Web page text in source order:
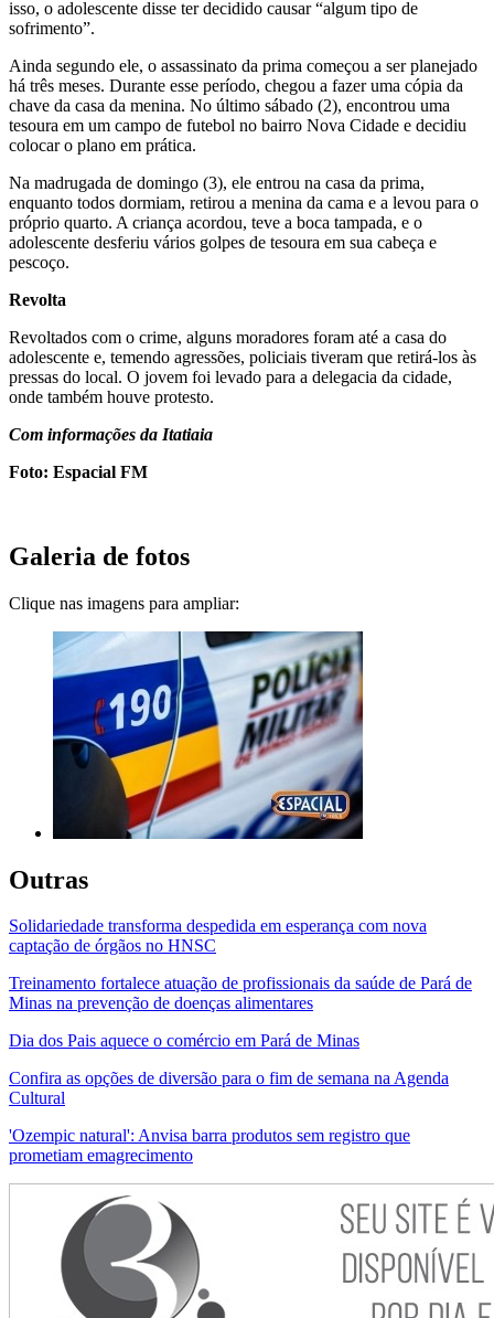
isso, o adolescente disse ter decidido causar “algum tipo de
sofrimento”.
Ainda segundo ele, o assassinato da prima começou a ser planejado
há três meses. Durante esse período, chegou a fazer uma cópia da
chave da casa da menina. No último sábado (2), encontrou uma
tesoura em um campo de futebol no bairro Nova Cidade e decidiu
colocar o plano em prática.
Na madrugada de domingo (3), ele entrou na casa da prima,
enquanto todos dormiam, retirou a menina da cama e a levou para o
próprio quarto. A criança acordou, teve a boca tampada, e o
adolescente desferiu vários golpes de tesoura em sua cabeça e
pescoço.
Revolta
Revoltados com o crime, alguns moradores foram até a casa do
adolescente e, temendo agressões, policiais tiveram que retirá-los às
pressas do local. O jovem foi levado para a delegacia da cidade,
onde também houve protesto.
Com informações da Itatiaia
Foto: Espacial FM
Galeria de fotos
Clique nas imagens para ampliar:
Outras
Solidariedade transforma despedida em esperança com nova
captação de órgãos no HNSC
Treinamento fortalece atuação de profissionais da saúde de Pará de
Minas na prevenção de doenças alimentares
Dia dos Pais aquece o comércio em Pará de Minas
Confira as opções de diversão para o fim de semana na Agenda
Cultural
'Ozempic natural': Anvisa barra produtos sem registro que
prometiam emagrecimento